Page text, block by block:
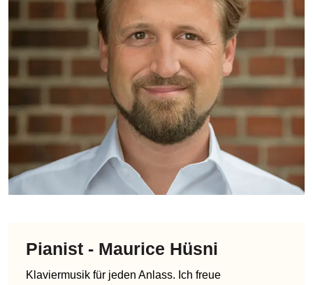
Pianist - Maurice Hüsni
Klaviermusik für jeden Anlass. Ich freue